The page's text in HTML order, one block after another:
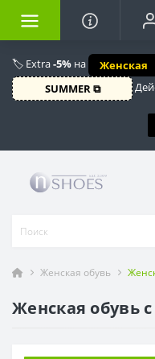
🏷️ Extra-5% на Женская
SUMMER ⧉
Женская обувь
Женская обувь